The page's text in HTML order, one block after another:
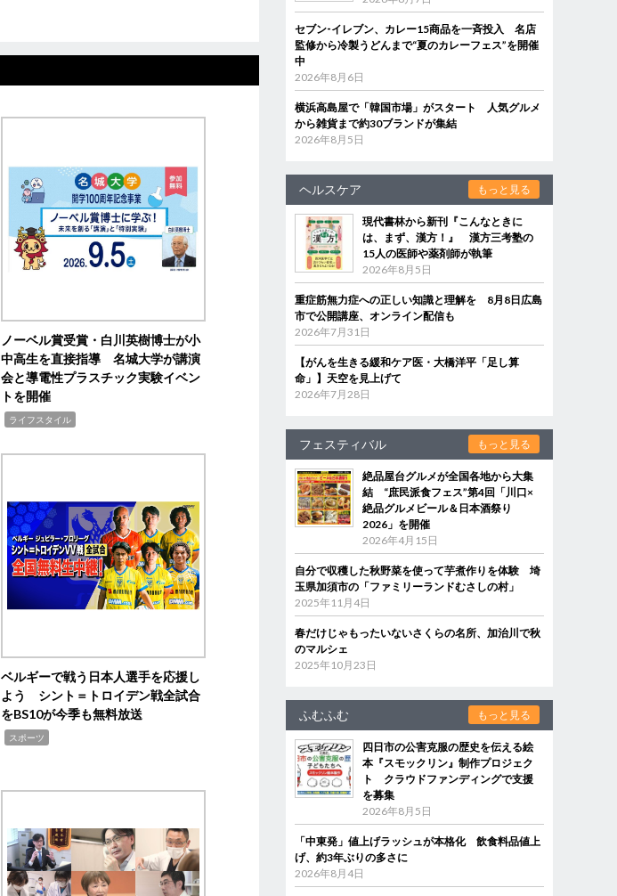
ノーベル賞受賞・白川英樹博士が小
中高生を直接指導 名城大学が講演
会と導電性プラスチック実験イベン
トを開催
ライフスタイル
ベルギーで戦う日本人選手を応援し
よう シント＝トロイデン戦全試合
をBS10が今季も無料放送
スポーツ
セブン‐イレブン、カレー15商品を一斉投入 名店
監修から冷製うどんまで“夏のカレーフェス”を開催
中
2026年8月6日
横浜高島屋で「韓国市場」がスタート 人気グルメ
から雑貨まで約30ブランドが集結
2026年8月5日
ヘルスケア もっと見る
現代書林から新刊『こんなときに
は、まず、漢方！』 漢方三考塾の
15人の医師や薬剤師が執筆
2026年8月5日
重症筋無力症への正しい知識と理解を 8月8日広島
市で公開講座、オンライン配信も
2026年7月31日
【がんを生きる緩和ケア医・大橋洋平「足し算
命」】天空を見上げて
2026年7月28日
フェスティバル もっと見る
絶品屋台グルメが全国各地から大集
結 “庶民派食フェス”第4回「川口×
絶品グルメビール＆日本酒祭り
2026」を開催
2026年4月15日
自分で収穫した秋野菜を使って芋煮作りを体験 埼
玉県加須市の「ファミリーランドむさしの村」
2025年11月4日
春だけじゃもったいないさくらの名所、加治川で秋
のマルシェ
2025年10月23日
ふむふむ もっと見る
四日市の公害克服の歴史を伝える絵
本『スモックリン』制作プロジェク
ト クラウドファンディングで支援
を募集
2026年8月5日
「中東発」値上げラッシュが本格化 飲食料品値上
げ、約3年ぶりの多さに
2026年8月4日